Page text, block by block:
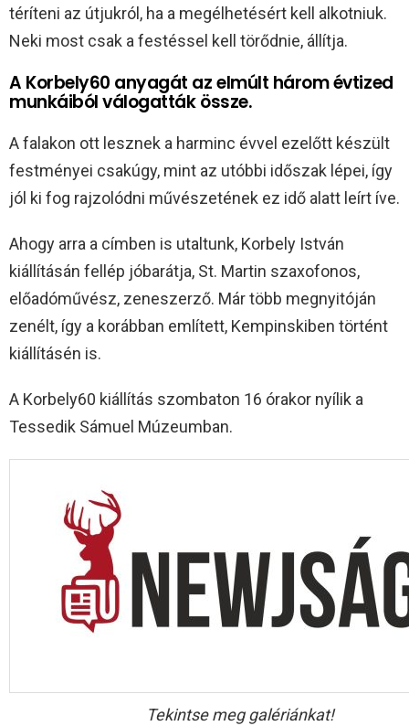
téríteni az útjukról, ha a megélhetésért kell alkotniuk.
Neki most csak a festéssel kell törődnie, állítja.
A Korbely60 anyagát az elmúlt három évtized
munkáiból válogatták össze.
A falakon ott lesznek a harminc évvel ezelőtt készült
festményei csakúgy, mint az utóbbi időszak lépei, így
jól ki fog rajzolódni művészetének ez idő alatt leírt íve.
Ahogy arra a címben is utaltunk, Korbely István
kiállításán fellép jóbarátja, St. Martin szaxofonos,
előadóművész, zeneszerző. Már több megnyitóján
zenélt, így a korábban említett, Kempinskiben történt
kiállításén is.
A Korbely60 kiállítás szombaton 16 órakor nyílik a
Tessedik Sámuel Múzeumban.
Tekintse meg galériánkat!